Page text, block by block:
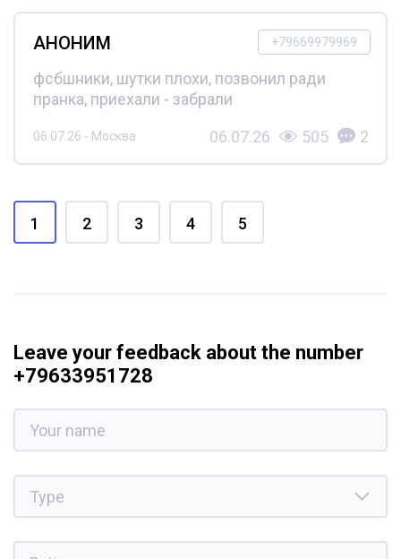
+79669979969
АНОНИМ
фсбшники, шутки плохи, позвонил ради
пранка, приехали - забрали
06.07.26 - Москва 06.07.26 505 2
1 2 3 4 5
Leave your feedback about the number
+79633951728